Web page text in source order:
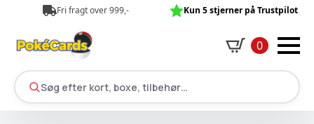
Fri fragt over 999,- Kun 5 stjerner på Trustpilot
0
Søg efter kort, boxe, tilbehør…